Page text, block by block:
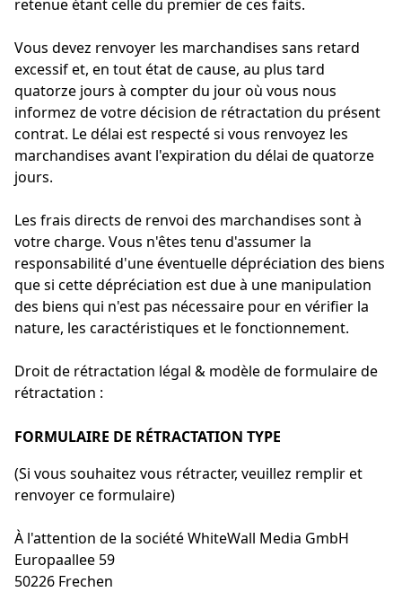
retenue étant celle du premier de ces faits.
Vous devez renvoyer les marchandises sans retard
excessif et, en tout état de cause, au plus tard
quatorze jours à compter du jour où vous nous
informez de votre décision de rétractation du présent
contrat. Le délai est respecté si vous renvoyez les
marchandises avant l'expiration du délai de quatorze
jours.
Les frais directs de renvoi des marchandises sont à
votre charge. Vous n'êtes tenu d'assumer la
responsabilité d'une éventuelle dépréciation des biens
que si cette dépréciation est due à une manipulation
des biens qui n'est pas nécessaire pour en vérifier la
nature, les caractéristiques et le fonctionnement.
Droit de rétractation légal & modèle de formulaire de
rétractation :
FORMULAIRE DE RÉTRACTATION TYPE
(Si vous souhaitez vous rétracter, veuillez remplir et
renvoyer ce formulaire)
À l'attention de la société WhiteWall Media GmbH
Europaallee 59
50226 Frechen